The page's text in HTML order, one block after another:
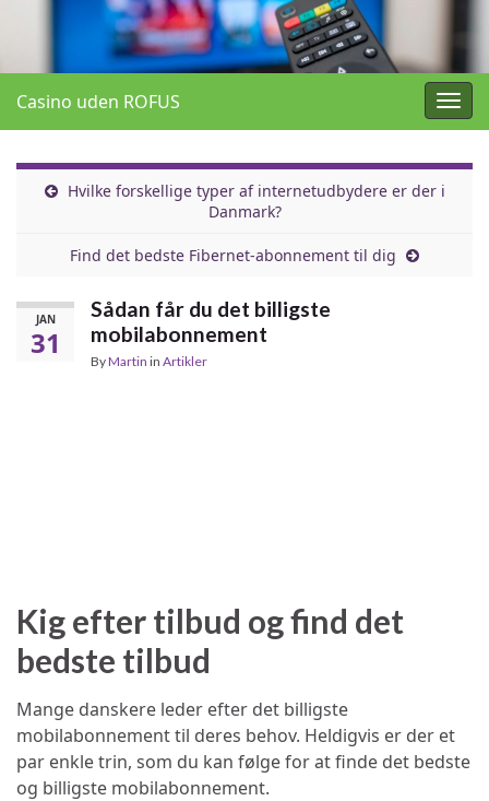
Casino uden ROFUS
Hvilke forskellige typer af internetudbydere er der i
Danmark?
Find det bedste Fibernet-abonnement til dig
JAN
31
Sådan får du det billigste
mobilabonnement
ByMartin in Artikler
Kig efter tilbud og find det
bedste tilbud
Mange danskere leder efter det billigste
mobilabonnement til deres behov. Heldigvis er der et
par enkle trin, som du kan følge for at finde det bedste
og billigste mobilabonnement.